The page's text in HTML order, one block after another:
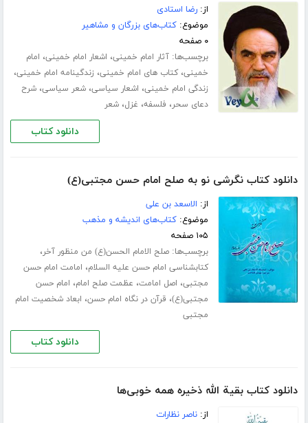
از:رضا استادى
موضوع:کتاب‌های بزرگان و مشاهیر
۰ صفحه
برچسب‌ها:آثار امام خمینی، اشعار امام خمینی، امام
خمینی،کتاب های امام خمینی، زندگینامه امام خمینی،
زندگی امام خمینی، اشعار سیاسی،شعر سیاسی،شرح
دعاى سحر، فلسفه، غزل،شعر
دانلود کتاب
دانلود کتاب نگرشی نو به صلح امام حسن مجتبی(ع)
از: الاسعد بن علی
موضوع:کتاب‌های اندیشه و مذهب
۱۰۵ صفحه
برچسب‌ها:صلح الامام الحسن(ع) من منظور آخر،
کتابشناسی امام حسن علیه السلام، امامت امام حسن
مجتبی، اصل امامت، عظمت صلح امام، امام حسن
مجتبی(ع)، قرآن در نگاه امام حسن، ابعاد شخصیت امام
مجتبی
دانلود کتاب
دانلود کتاب بقیة الله ذخیره همه خوبی‌ها
از:ناصر نظارات